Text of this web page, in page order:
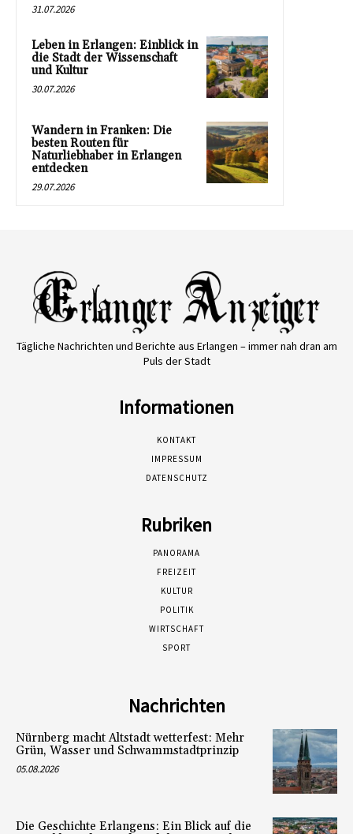
31.07.2026
Leben in Erlangen: Einblick in
die Stadt der Wissenschaft
und Kultur
30.07.2026
Wandern in Franken: Die
besten Routen für
Naturliebhaber in Erlangen
entdecken
29.07.2026
Tägliche Nachrichten und Berichte aus Erlangen – immer nah dran am
Puls der Stadt
Informationen
KONTAKT
IMPRESSUM
DATENSCHUTZ
Rubriken
PANORAMA
FREIZEIT
KULTUR
POLITIK
WIRTSCHAFT
SPORT
Nachrichten
Nürnberg macht Altstadt wetterfest: Mehr
Grün, Wasser und Schwammstadtprinzip
05.08.2026
Die Geschichte Erlangens: Ein Blick auf die